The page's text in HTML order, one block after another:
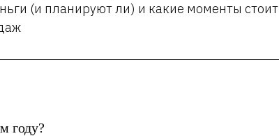
(и планируют ли) и какие моменты стоит
году?